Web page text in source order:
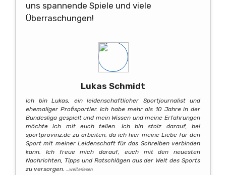
uns spannende Spiele und viele
Überraschungen!
Lukas Schmidt
Ich bin Lukas, ein leidenschaftlicher Sportjournalist und
ehemaliger Profisportler. Ich habe mehr als 10 Jahre in der
Bundesliga gespielt und mein Wissen und meine Erfahrungen
möchte ich mit euch teilen. Ich bin stolz darauf, bei
sportprovinz.de zu arbeiten, da ich hier meine Liebe für den
Sport mit meiner Leidenschaft für das Schreiben verbinden
kann. Ich freue mich darauf, euch mit den neuesten
Nachrichten, Tipps und Ratschlägen aus der Welt des Sports
zu versorgen.
…weiterlesen